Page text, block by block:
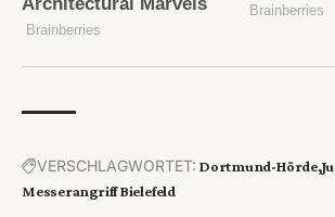
VERSCHLAGWORTET: Dortmund-Hörde
Messerangriff Bielefeld